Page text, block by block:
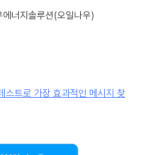
에너지솔루션(오일나우)
스트로 가장 효과적인 메시지 찾